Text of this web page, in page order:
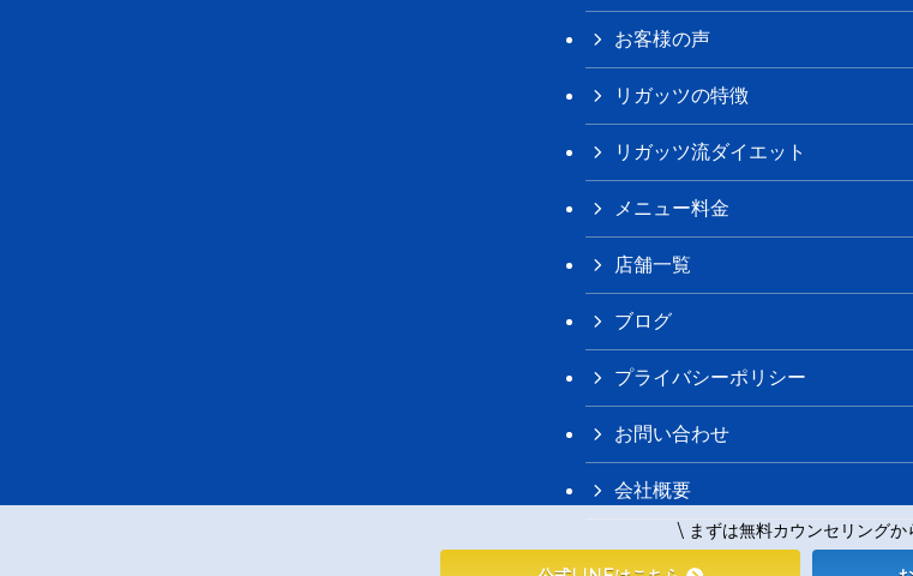
お客様の声
リガッツの特徴
リガッツ流ダイエット
メニュー料金
店舗一覧
ブログ
プライバシーポリシー
お問い合わせ
会社概要
\ まずは無料カウンセリングか